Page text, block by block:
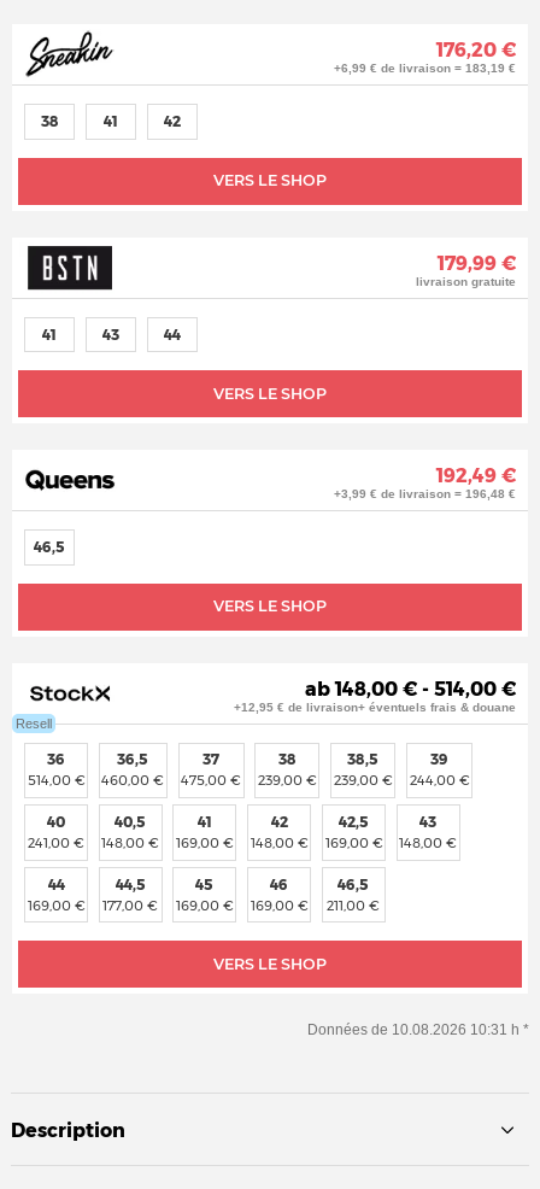
176,20 €
+6,99 € de livraison = 183,19 €
VERS LE SHOP
38 41 42
179,99 €
livraison gratuite
VERS LE SHOP
41 43 44
192,49 €
+3,99 € de livraison = 196,48 €
VERS LE SHOP
46,5
Resell
ab 148,00 € - 514,00 €
+12,95 € de livraison+ éventuels frais & douane
VERS LE SHOP
36
514,00 €
36,5
460,00 €
37
475,00 €
38
239,00 €
38,5
239,00 €
39
244,00 €
40
241,00 €
40,5
148,00 €
41
169,00 €
42
148,00 €
42,5
169,00 €
43
148,00 €
44
169,00 €
44,5
177,00 €
45
169,00 €
46
169,00 €
46,5
211,00 €
Données de 10.08.2026 10:31 h *
Description